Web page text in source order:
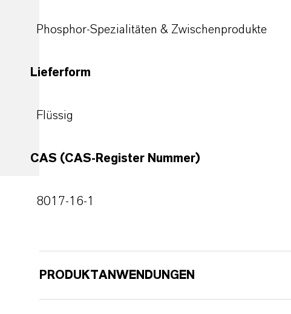
Phosphor-Spezialitäten & Zwischenprodukte
Lieferform
Flüssig
CAS (CAS-Register Nummer)
8017-16-1
PRODUKTANWENDUNGEN